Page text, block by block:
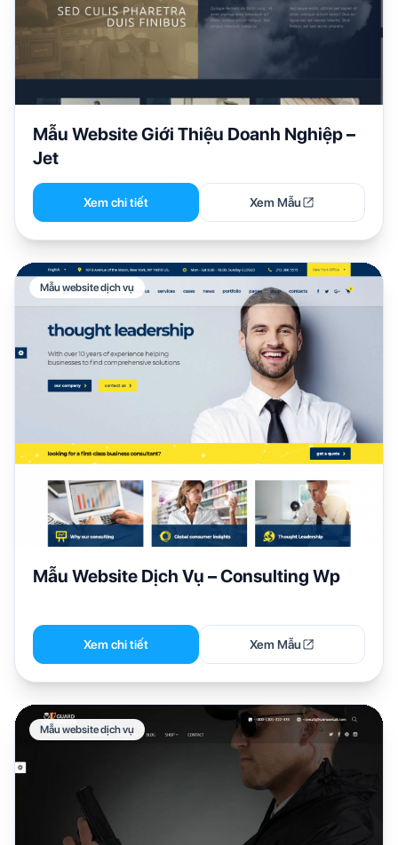
Mẫu Website Giới Thiệu Doanh Nghiệp –
Jet
Xem chi tiết Xem Mẫu
Mẫu website dịch vụ
Mẫu Website Dịch Vụ – Consulting Wp
Xem chi tiết Xem Mẫu
Mẫu website dịch vụ